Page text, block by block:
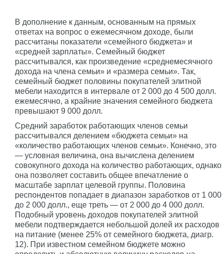
В дополнение к данным, основанным на прямых
ответах на вопрос о ежемесячном доходе, были
рассчитаны показатели «семейного бюджета» и
«средней зарплаты». Семейный бюджет
рассчитывался, как произведение «среднемесячного
дохода на члена семьи» и «размера семьи». Так,
семейный бюджет половины покупателей элитной
мебели находится в интервале от 2 000 до 4 500 долл.
ежемесячно, а крайние значения семейного бюджета
превышают 9 000 долл.
Средний заработок работающих членов семьи
рассчитывался делением «бюджета семьи» на
«количество работающих членов семьи». Конечно, это
— условная величина, она вычислена делением
совокупного дохода на количество работающих, однако
она позволяет составить общее впечатление о
масштабе зарплат целевой группы. Половина
респондентов попадает в диапазон заработков от 1 000
до 2 000 долл., еще треть — от 2 000 до 4 000 долл.
Подобный уровень доходов покупателей элитной
мебели подтверждается небольшой долей их расходов
на питание (менее 25% от семейного бюджета, диагр.
12). При известном семейном бюджете можно